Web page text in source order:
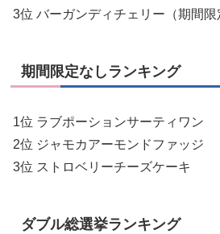
3位 バーガンディチェリー（期間限
期間限定なしランキング
1位 ラブポーションサーティワン
2位 ジャモカアーモンドファッジ
3位 ストロベリーチーズケーキ
ダブル総選挙ランキング